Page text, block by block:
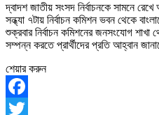
দ্বাদশ জাতীয় সংসদ নির্বাচনকে সামনে
সন্ধ্যা ৭টায় নির্বাচন কমিশন ভবন থেকে
শুক্রবার নির্বাচন কমিশনের জনসংযোগ শাখা
সম্পন্ন করতে প্রার্থীদের প্রতি আহ্বান
শেয়ার করুন
Facebook